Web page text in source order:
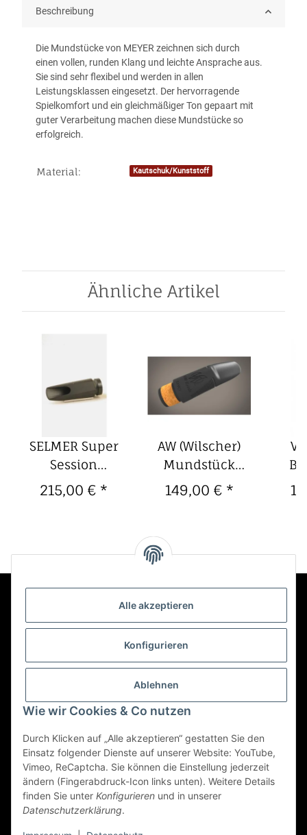
Alle akzeptieren
Konfigurieren
Ablehnen
Wie wir Cookies & Co nutzen
Durch Klicken auf „Alle akzeptieren“ gestatten Sie den
Einsatz folgender Dienste auf unserer Website: YouTube,
Vimeo, ReCaptcha. Sie können die Einstellung jederzeit
ändern (Fingerabdruck-Icon links unten). Weitere Details
finden Sie unter Konfigurieren und in unserer
Datenschutzerklärung.
Beschreibung
Die Mundstücke von MEYER zeichnen sich durch
einen vollen, runden Klang und leichte Ansprache aus.
Sie sind sehr flexibel und werden in allen
Leistungsklassen eingesetzt. Der hervorragende
Spielkomfort und ein gleichmäßiger Ton gepaart mit
guter Verarbeitung machen diese Mundstücke so
erfolgreich.
Produkteigenschaft
Wert
Material: Kautschuk/Kunststoff
Ähnliche Artikel
SELMER Super
Session
Mundstück für
Sopransaxophon
und Kapsel
215,00 € *
AW (Wilscher)
Mundstück
deutsche
Klarinette
Blätter
149,00 € *
der
Informationen
Mehr über
Vertrag widerrufen